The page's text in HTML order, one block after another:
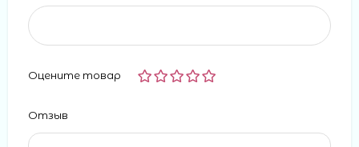
Оцените товар
Отзыв